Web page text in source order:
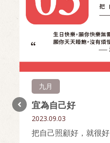
九月
宜為自己好
2023.09.03
把自己照顧好，就很好